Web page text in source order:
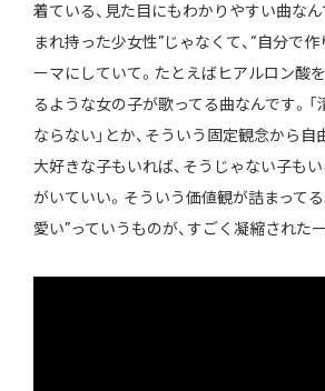
着ている、見た目にもわかりやすい曲なん
まれ持った少女性”じゃなくて、“自分で
ーマにしていて。たとえばヒアルロン酸
るような女の子が歌ってる曲なんです。
ならない」とか、そういう固定観念から自
大好きな子もいれば、そうじゃない子も
がいていい。そういう価値観が詰まってる
愛い”っていうものが、すごく凝縮された